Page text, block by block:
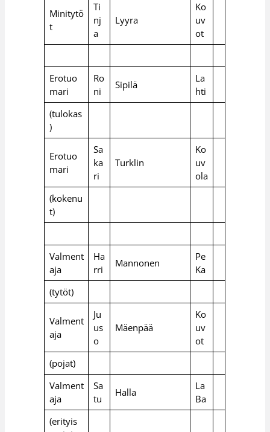
Minitytö
t
Ti
nj
a
Lyyra
Ko
uv
ot
Erotuo
mari
Ro
ni
Sipilä
La
hti
(tulokas
)
Erotuo
mari
Sa
ka
ri
Turklin
Ko
uv
ola
(kokenu
t)
Valment
aja
Ha
rri
Mannonen
Pe
Ka
(tytöt)
Valment
aja
Ju
us
o
Mäenpää
Ko
uv
ot
(pojat)
Valment
aja
Sa
tu
Halla
La
Ba
(erityis